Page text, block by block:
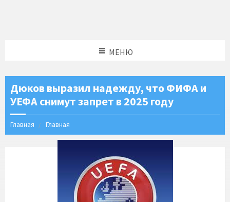
МЕНЮ
Дюков выразил надежду, что ФИФА и
УЕФА снимут запрет в 2025 году
Главная Главная